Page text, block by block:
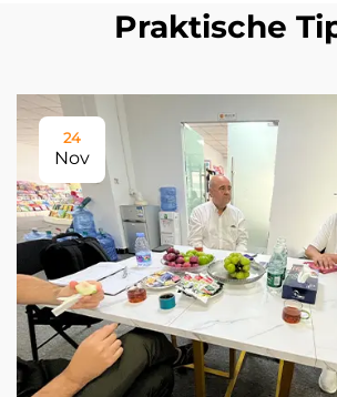
Praktische
24
Nov